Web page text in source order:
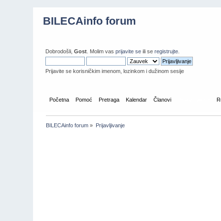
BILECAinfo forum
Dobrodošli,Gost . Molim vasprijavite se ili seregistrujte
Prijavite se korisničkim imenom, lozinkom i dužinom sesije
Početna Pomoć Pretraga Kalendar Članovi
BILECAinfo forum » Prijavljivanje